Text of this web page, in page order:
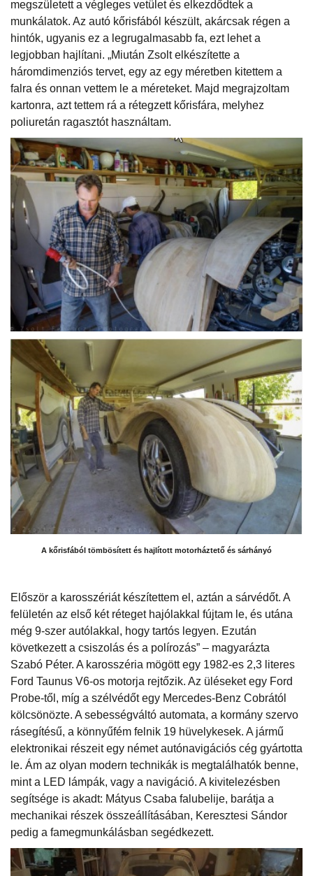
megszületett a végleges vetület és elkezdődtek a
munkálatok. Az autó kőrisfából készült, akárcsak régen a
hintók, ugyanis ez a legrugalmasabb fa, ezt lehet a
legjobban hajlítani. „Miután Zsolt elkészítette a
háromdimenziós tervet, egy az egy méretben kitettem a
falra és onnan vettem le a méreteket. Majd megrajzoltam
kartonra, azt tettem rá a rétegzett kőrisfára, melyhez
poliuretán ragasztót használtam.
A kőrisfából tömbösített és hajlított motorháztető és sárhányó
Először a karosszériát készítettem el, aztán a sárvédőt. A
felületén az első két réteget hajólakkal fújtam le, és utána
még 9-szer autólakkal, hogy tartós legyen. Ezután
következett a csiszolás és a polírozás” – magyarázta
Szabó Péter. A karosszéria mögött egy 1982-es 2,3 literes
Ford Taunus V6-os motorja rejtőzik. Az üléseket egy Ford
Probe-től, míg a szélvédőt egy Mercedes-Benz Cobrától
kölcsönözte. A sebességváltó automata, a kormány szervo
rásegítésű, a könnyűfém felnik 19 hüvelykesek. A jármű
elektronikai részeit egy német autónavigációs cég gyártotta
le. Ám az olyan modern technikák is megtalálhatók benne,
mint a LED lámpák, vagy a navigáció. A kivitelezésben
segítsége is akadt: Mátyus Csaba falubelije, barátja a
mechanikai részek összeállításában, Keresztesi Sándor
pedig a famegmunkálásban segédkezett.